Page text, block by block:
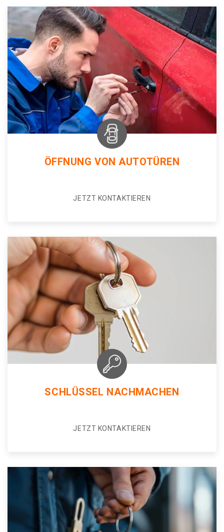
ÖFFNUNG VON AUTOTÜREN
JETZT KONTAKTIEREN
SCHLÜSSEL NACHMACHEN
JETZT KONTAKTIEREN